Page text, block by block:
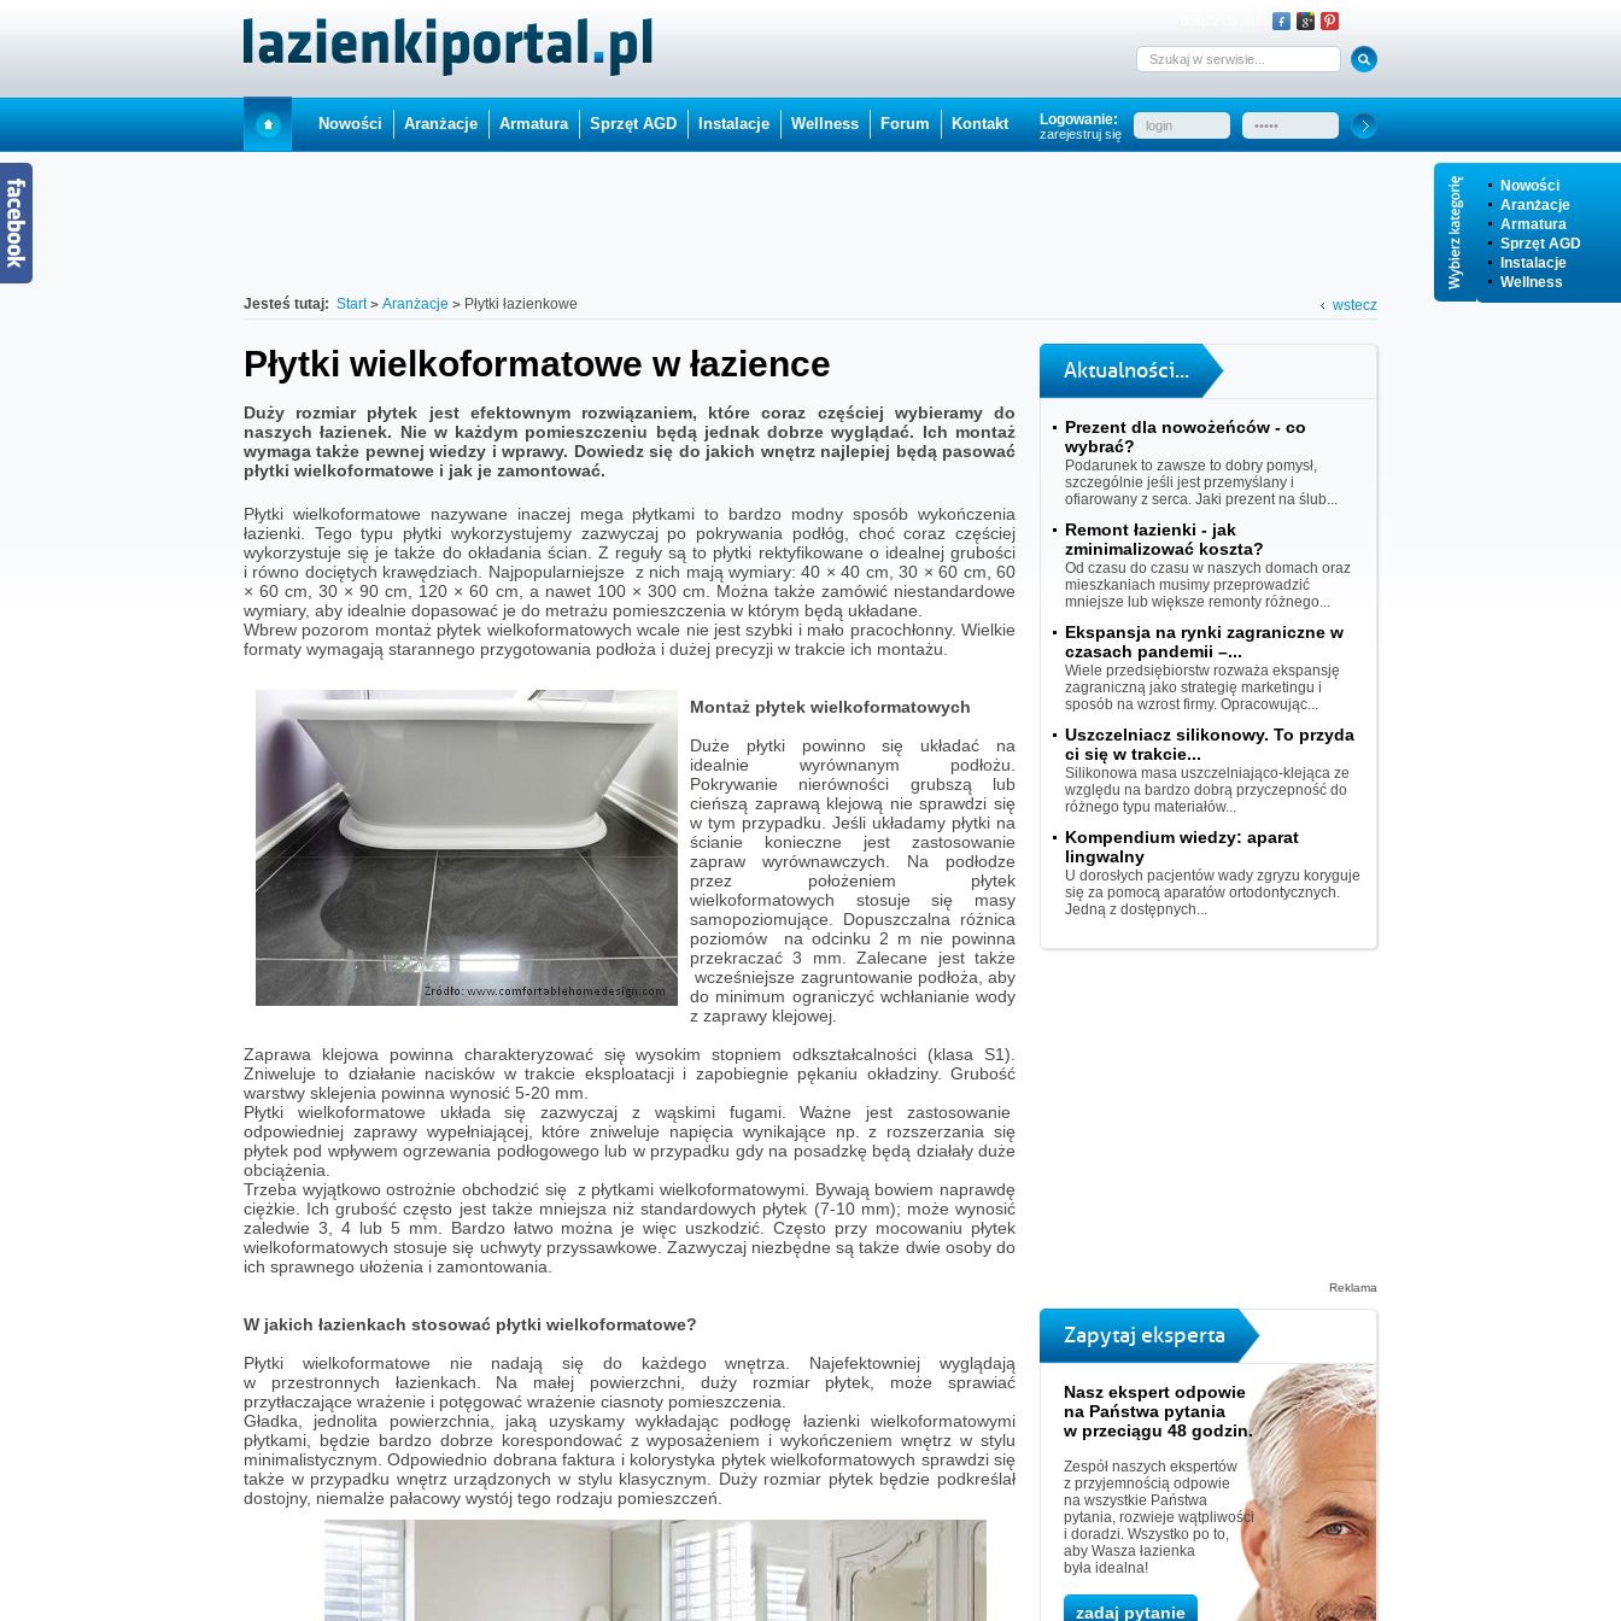
Nowości
Aranżacje
Armatura
Sprzęt AGD
Instalacje
Wellness
Nowości Aranżacje Armatura Sprzęt AGD Instalacje Wellness Forum Kontakt Logowanie:
zarejestruj się
Jesteś tutaj: Start Aranżacje Płytki łazienkowe wstecz
Płytki wielkoformatowe w łazience
Duży rozmiar płytek jest efektownym rozwiązaniem, które coraz częściej wybieramy do
naszych łazienek. Nie w każdym pomieszczeniu będą jednak dobrze wyglądać. Ich montaż
wymaga także pewnej wiedzy i wprawy. Dowiedz się do jakich wnętrz najlepiej będą pasować
płytki wielkoformatowe i jak je zamontować.
Płytki wielkoformatowe nazywane inaczej mega płytkami to bardzo modny sposób wykończenia
łazienki. Tego typu płytki wykorzystujemy zazwyczaj po pokrywania podłóg, choć coraz częściej
wykorzystuje się je także do okładania ścian. Z reguły są to płytki rektyfikowane o idealnej grubości
i równo dociętych krawędziach. Najpopularniejsze z nich mają wymiary: 40 × 40 cm, 30 × 60 cm, 60
× 60 cm, 30 × 90 cm, 120 × 60 cm, a nawet 100 × 300 cm. Można także zamówić niestandardowe
wymiary, aby idealnie dopasować je do metrażu pomieszczenia w którym będą układane.
Wbrew pozorom montaż płytek wielkoformatowych wcale nie jest szybki i mało pracochłonny. Wielkie
formaty wymagają starannego przygotowania podłoża i dużej precyzji w trakcie ich montażu.
Montaż płytek wielkoformatowych
Duże płytki powinno się układać na
idealnie wyrównanym podłożu.
Pokrywanie nierówności grubszą lub
cieńszą zaprawą klejową nie sprawdzi się
w tym przypadku. Jeśli układamy płytki na
ścianie konieczne jest zastosowanie
zapraw wyrównawczych. Na podłodze
przez położeniem płytek
wielkoformatowych stosuje się masy
samopoziomujące. Dopuszczalna różnica
poziomów na odcinku 2 m nie powinna
przekraczać 3 mm. Zalecane jest także
wcześniejsze zagruntowanie podłoża, aby
do minimum ograniczyć wchłanianie wody
z zaprawy klejowej.
Zaprawa klejowa powinna charakteryzować się wysokim stopniem odkształcalności (klasa S1).
Zniweluje to działanie nacisków w trakcie eksploatacji i zapobiegnie pękaniu okładziny. Grubość
warstwy sklejenia powinna wynosić 5-20 mm.
Płytki wielkoformatowe układa się zazwyczaj z wąskimi fugami. Ważne jest zastosowanie
odpowiedniej zaprawy wypełniającej, które zniweluje napięcia wynikające np. z rozszerzania się
płytek pod wpływem ogrzewania podłogowego lub w przypadku gdy na posadzkę będą działały duże
obciążenia.
Trzeba wyjątkowo ostrożnie obchodzić się z płytkami wielkoformatowymi. Bywają bowiem naprawdę
ciężkie. Ich grubość często jest także mniejsza niż standardowych płytek (7-10 mm); może wynosić
zaledwie 3, 4 lub 5 mm. Bardzo łatwo można je więc uszkodzić. Często przy mocowaniu płytek
wielkoformatowych stosuje się uchwyty przyssawkowe. Zazwyczaj niezbędne są także dwie osoby do
ich sprawnego ułożenia i zamontowania.
W jakich łazienkach stosować płytki wielkoformatowe?
Płytki wielkoformatowe nie nadają się do każdego wnętrza. Najefektowniej wyglądają
w przestronnych łazienkach. Na małej powierzchni, duży rozmiar płytek, może sprawiać
przytłaczające wrażenie i potęgować wrażenie ciasnoty pomieszczenia.
Gładka, jednolita powierzchnia, jaką uzyskamy wykładając podłogę łazienki wielkoformatowymi
płytkami, będzie bardzo dobrze korespondować z wyposażeniem i wykończeniem wnętrz w stylu
minimalistycznym. Odpowiednio dobrana faktura i kolorystyka płytek wielkoformatowych sprawdzi się
także w przypadku wnętrz urządzonych w stylu klasycznym. Duży rozmiar płytek będzie podkreślał
dostojny, niemalże pałacowy wystój tego rodzaju pomieszczeń.
Aktualności...
Prezent dla nowożeńców - co
wybrać?
Podarunek to zawsze to dobry pomysł,
szczególnie jeśli jest przemyślany i
ofiarowany z serca. Jaki prezent na ślub...
Remont łazienki - jak
zminimalizować koszta?
Od czasu do czasu w naszych domach oraz
mieszkaniach musimy przeprowadzić
mniejsze lub większe remonty różnego...
Ekspansja na rynki zagraniczne w
czasach pandemii –...
Wiele przedsiębiorstw rozważa ekspansję
zagraniczną jako strategię marketingu i
sposób na wzrost firmy. Opracowując...
Uszczelniacz silikonowy. To przyda
ci się w trakcie...
Silikonowa masa uszczelniająco-klejąca ze
względu na bardzo dobrą przyczepność do
różnego typu materiałów...
Kompendium wiedzy: aparat
lingwalny
U dorosłych pacjentów wady zgryzu koryguje
się za pomocą aparatów ortodontycznych.
Jedną z dostępnych...
Reklama
Zapytaj eksperta
Nasz ekspert odpowie
na Państwa pytania
w przeciągu 48 godzin.
Zespół naszych ekspertów
z przyjemnością odpowie
na wszystkie Państwa
pytania, rozwieje wątpliwości
i doradzi. Wszystko po to,
aby Wasza łazienka
była idealna!
zadaj pytanie